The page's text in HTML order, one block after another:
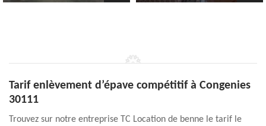
Tarif enlèvement d’épave compétitif à Congenies
30111
Trouvez sur notre entreprise TC Location de benne le tarif le